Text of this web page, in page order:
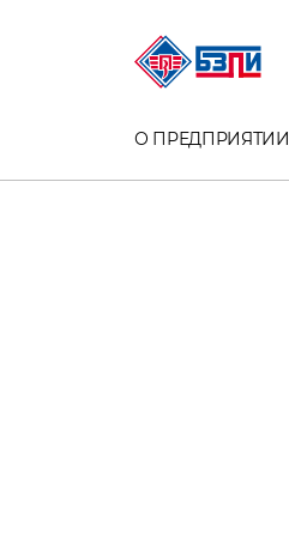
О ПРЕДПРИЯТИИ